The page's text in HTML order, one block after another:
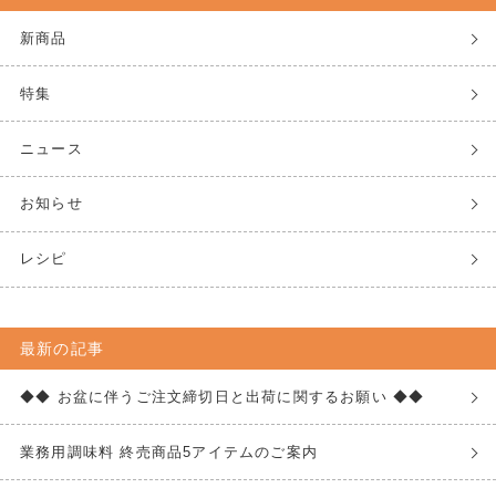
新商品
特集
ニュース
お知らせ
レシピ
最新の記事
◆◆ お盆に伴うご注文締切日と出荷に関するお願い ◆◆
業務用調味料 終売商品5アイテムのご案内